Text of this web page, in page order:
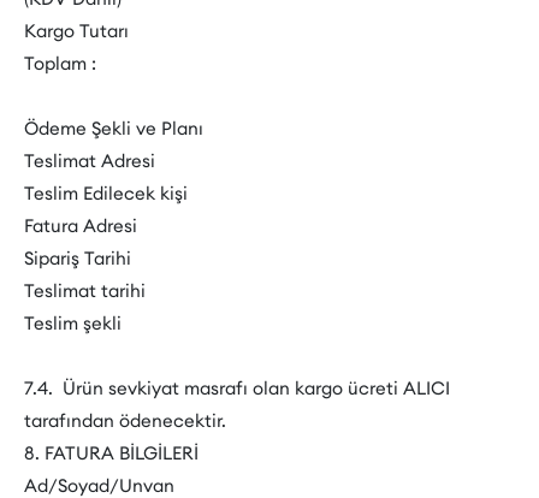
Kargo Tutarı
Toplam :
Ödeme Şekli ve Planı
Teslimat Adresi
Teslim Edilecek kişi
Fatura Adresi
Sipariş Tarihi
Teslimat tarihi
Teslim şekli
7.4. Ürün sevkiyat masrafı olan kargo ücreti ALICI
tarafından ödenecektir.
8. FATURA BİLGİLERİ
Ad/Soyad/Unvan